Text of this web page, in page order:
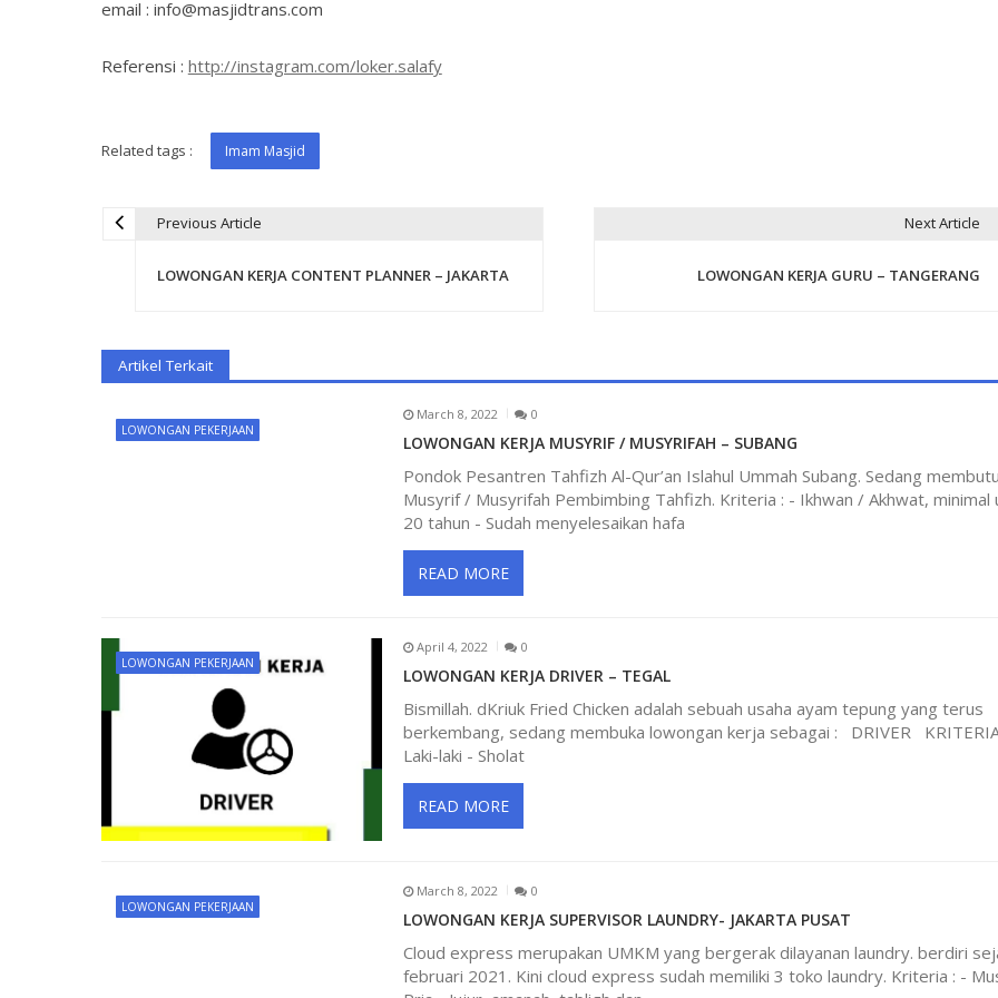
email : info@masjidtrans.com
Referensi : http://instagram.com/loker.salafy
Related tags : Imam Masjid
s
t
i
g
o
Previous Article
LOWONGAN KERJA CONTENT PLANNER – JAKARTA
Next Article
LOWONGAN KERJA GURU – TANGERANG
Artikel Terkait
LOWONGAN PEKERJAAN
March 8, 2022 0
LOWONGAN KERJA MUSYRIF / MUSYRIFAH – SUBANG
Pondok Pesantren Tahfizh Al-Qur’an Islahul Ummah Subang. Sedang
Musyrif / Musyrifah Pembimbing Tahfizh. Kriteria : - Ikhwan / Akhwat, minimal
20 tahun - Sudah menyelesaikan hafa
READ MORE
LOWONGAN PEKERJAAN
April 4, 2022 0
LOWONGAN KERJA DRIVER – TEGAL
Bismillah. dKriuk Fried Chicken adalah sebuah usaha ayam tepung yang terus
berkembang, sedang membuka lowongan kerja sebagai : DRIVER
Laki-laki - Sholat
READ MORE
LOWONGAN PEKERJAAN
March 8, 2022 0
LOWONGAN KERJA SUPERVISOR LAUNDRY- JAKARTA PUSAT
Cloud express merupakan UMKM yang bergerak dilayanan laundry. berdiri
februari 2021. Kini cloud express sudah memiliki 3 toko laundry. Kriteria : -